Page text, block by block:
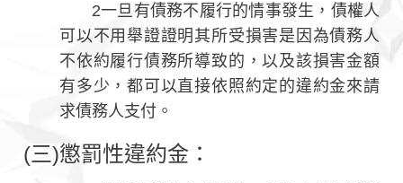
2一旦有債務不履行的情事發生，債權人
可以不用舉證證明其所受損害是因為債務人
不依約履行債務所導致的，以及該損害金額
有多少，都可以直接依照約定的違約金來請
求債務人支付。
(三)懲罰性違約金：